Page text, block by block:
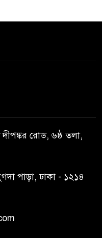
হারমোনিয়াম
নির্বাচন,
নির্বাচন কমিশনের
বিজিবি সেক্টর সদর দপ্তর
ক্যাম্পেইন
রোড, ৬ষ্ঠ তলা,
পাড়া, ঢাকা - ১২১৪